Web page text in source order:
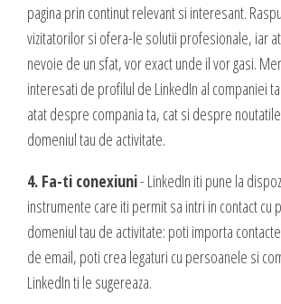
pagina prin continut relevant si interesant.
vizitatorilor si ofera-le solutii profesionale, iar
nevoie de un sfat, vor exact unde il vor gasi.
interesati de profilul de LinkedIn al companiei
atat despre compania ta, cat si despre
domeniul tau de activitate.
4. Fa-ti conexiuni- LinkedIn iti pune la
instrumente care iti permit sa intri in contact cu
domeniul tau de activitate: poti importa
de email, poti crea legaturi cu persoanele si
LinkedIn ti le sugereaza.